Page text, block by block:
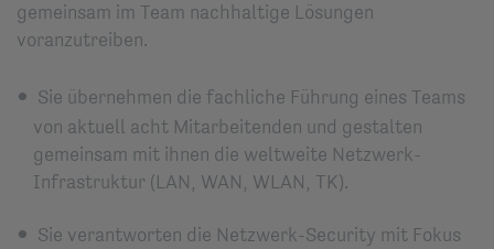
gemeinsam im Team nachhaltige Lösungen
voranzutreiben.
Sie übernehmen die fachliche Führung eines Teams
von aktuell acht Mitarbeitenden und gestalten
gemeinsam mit ihnen die weltweite Netzwerk-
Infrastruktur (LAN, WAN, WLAN, TK).
Sie verantworten die Netzwerk-Security mit Fokus